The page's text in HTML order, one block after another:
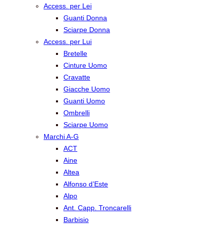
Access. per Lei
Guanti Donna
Sciarpe Donna
Access. per Lui
Bretelle
Cinture Uomo
Cravatte
Giacche Uomo
Guanti Uomo
Ombrelli
Sciarpe Uomo
Marchi A-G
ACT
Aine
Altea
Alfonso d’Este
Alpo
Ant. Capp. Troncarelli
Barbisio